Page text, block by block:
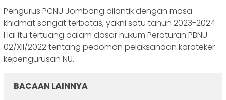
Pengurus PCNU Jombang dilantik dengan masa
khidmat sangat terbatas, yakni satu tahun 2023-2024.
Hal itu tertuang dalam dasar hukum Peraturan PBNU
02/XII/2022 tentang pedoman pelaksanaan karateker
kepengurusan NU.
BACAAN LAINNYA